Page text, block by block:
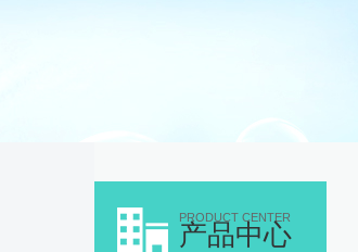
PRODUCT CENTER
产品中心